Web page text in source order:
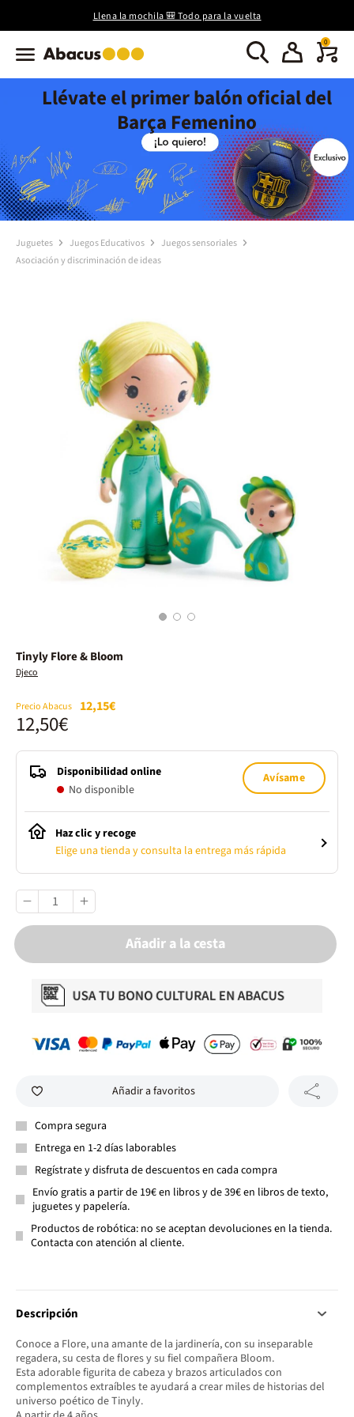
Llena la mochila 🎒 Todo para la vuelta
0
Llévate el primer balón oficial del
Barça Femenino
Juguetes Juegos Educativos
Juegos sensoriales
Asociación y discriminación de ideas
1 2 3
Tinyly Flore & Bloom
Djeco
Precio Abacus 12,15€
12,50€
Disponibilidad online
No disponible
Avísame
Haz clic y recoge
Elige una tienda y consulta la entrega más rápida
Añadir a la cesta
Añadir a favoritos
Compra segura
Entrega en 1-2 días laborables
Regístrate y disfruta de descuentos en cada compra
Envío gratis a partir de 19€ en libros y de 39€ en libros de texto,
juguetes y papelería.
Productos de robótica: no se aceptan devoluciones en la tienda.
Contacta con atención al cliente.
Descripción
Conoce a Flore, una amante de la jardinería, con su inseparable
regadera, su cesta de flores y su fiel compañera Bloom.
Esta adorable figurita de cabeza y brazos articulados con
complementos extraíbles te ayudará a crear miles de historias del
universo poético de Tinyly.